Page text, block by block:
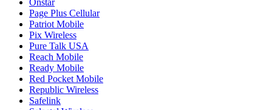
Page Plus Cellular
Patriot Mobile
Pix Wireless
Pure Talk USA
Reach Mobile
Ready Mobile
Red Pocket Mobile
Republic Wireless
Safelink